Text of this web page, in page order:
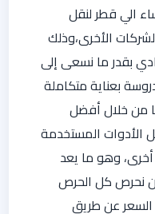
الي قطر لنقل
الأخرى،وذلك
بقدر ما نسعى إلى
بعناية متكاملة
من خلال أفضل
الأدوات المستخدمة
وهو ما يعد
نحرص كل الحرص
السعر عن طريق